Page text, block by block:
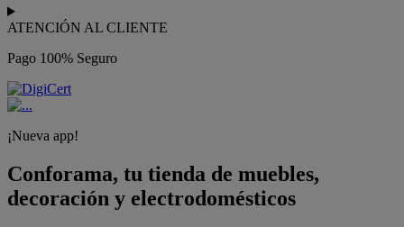
ATENCIÓN AL CLIENTE
Pago 100% Seguro
¡Nueva app!
Conforama, tu tienda de muebles,
decoración y electrodomésticos